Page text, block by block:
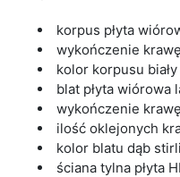
korpus płyta
wykończenie
kolor korpusu
blat płyta wiórowa
wykończenie
ilość oklejonych
kolor blatu dąb
ściana tylna płyta